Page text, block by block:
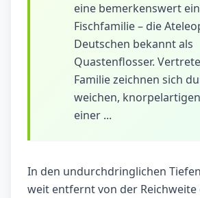
eine bemerkenswert
Fischfamilie – die
Deutschen bekannt als
Quastenflosser.
Familie zeichnen sich
weichen,
einer ...
In den undurchdringlichen
weit entfernt von der Reichweite